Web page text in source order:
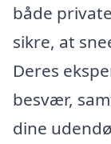
både
sikre, at
Deres
besvær,
dine